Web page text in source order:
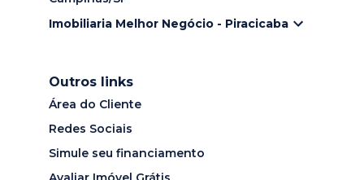
Imobiliaria Melhor Negócio - Piracicaba
Outros links
Área do Cliente
Redes Sociais
Simule seu financiamento